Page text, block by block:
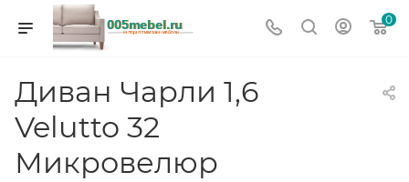
0
Диван Чарли 1,6
Velutto 32
Микровелюр